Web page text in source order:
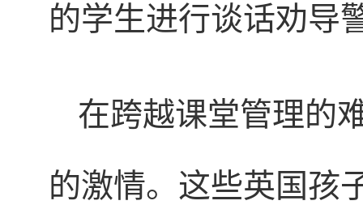
的学生进行谈话劝导
在跨越课堂管理的
的激情。这些英国孩